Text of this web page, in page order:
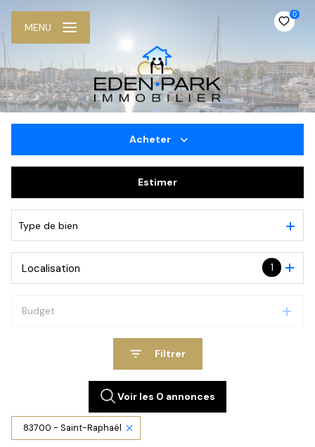
0
MENU
Acheter
De l'immo pro
Estimer
Type de bien
1
Localisation
Budget
Filtrer
Voir les 0 annonces
83700 - Saint-Raphaël